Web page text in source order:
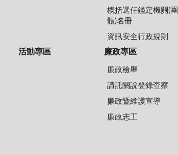
概括選任鑑定機關(團
體)名冊
資訊安全行政規則
活動專區 廉政專區
廉政檢舉
請託關說登錄查察
廉政暨維護宣導
廉政志工